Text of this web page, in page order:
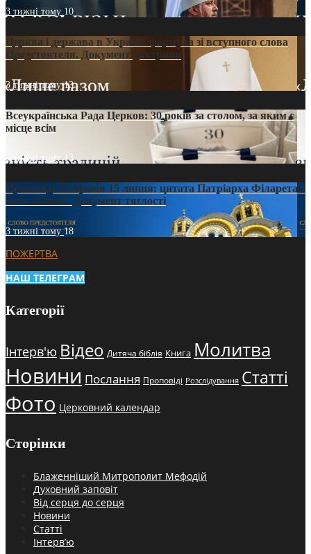
3 тижні тому 10
Церква і держава в Україні: формула зі вступного слова
Предстоятеля. Документ доктрини
3 тижні тому13
Всеукраїнська Рада Церков: 30 років за столом, за яким є
місце всім
3 тижні тому13
Проповідь Епіфанія 15 липня: цитата Патріарха Філарета з
його амвона. Документ тяглості
3 тижні тому18
ПОЖЕРТВА
НАШ ТЕЛЕГРАМ
Категорії
Інтерв'ю Відео Дитяча біблія Книга Молитва
Новини Послання Проповіді Розслідування Статті
Фото Церковний календар
Сторінки
Блаженніший Митрополит Мефодій
Духовний заповіт
Від серця до серця
Новини
Статті
Інтерв’ю